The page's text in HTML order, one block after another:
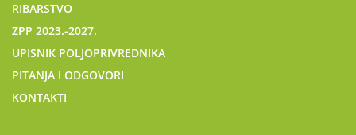
RIBARSTVO
ZPP 2023.-2027.
UPISNIK POLJOPRIVREDNIKA
PITANJA I ODGOVORI
KONTAKTI